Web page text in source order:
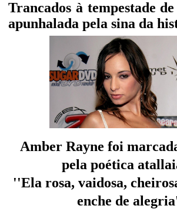
Trancados à tempestade
apunhalada pela sina da
Amber Rayne foi
pela poética
''Ela rosa, vaidosa,
enche de